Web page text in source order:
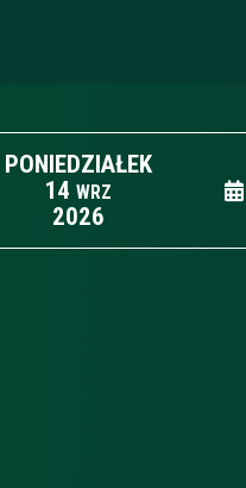
PONIEDZIAŁEK
14 WRZ
2026